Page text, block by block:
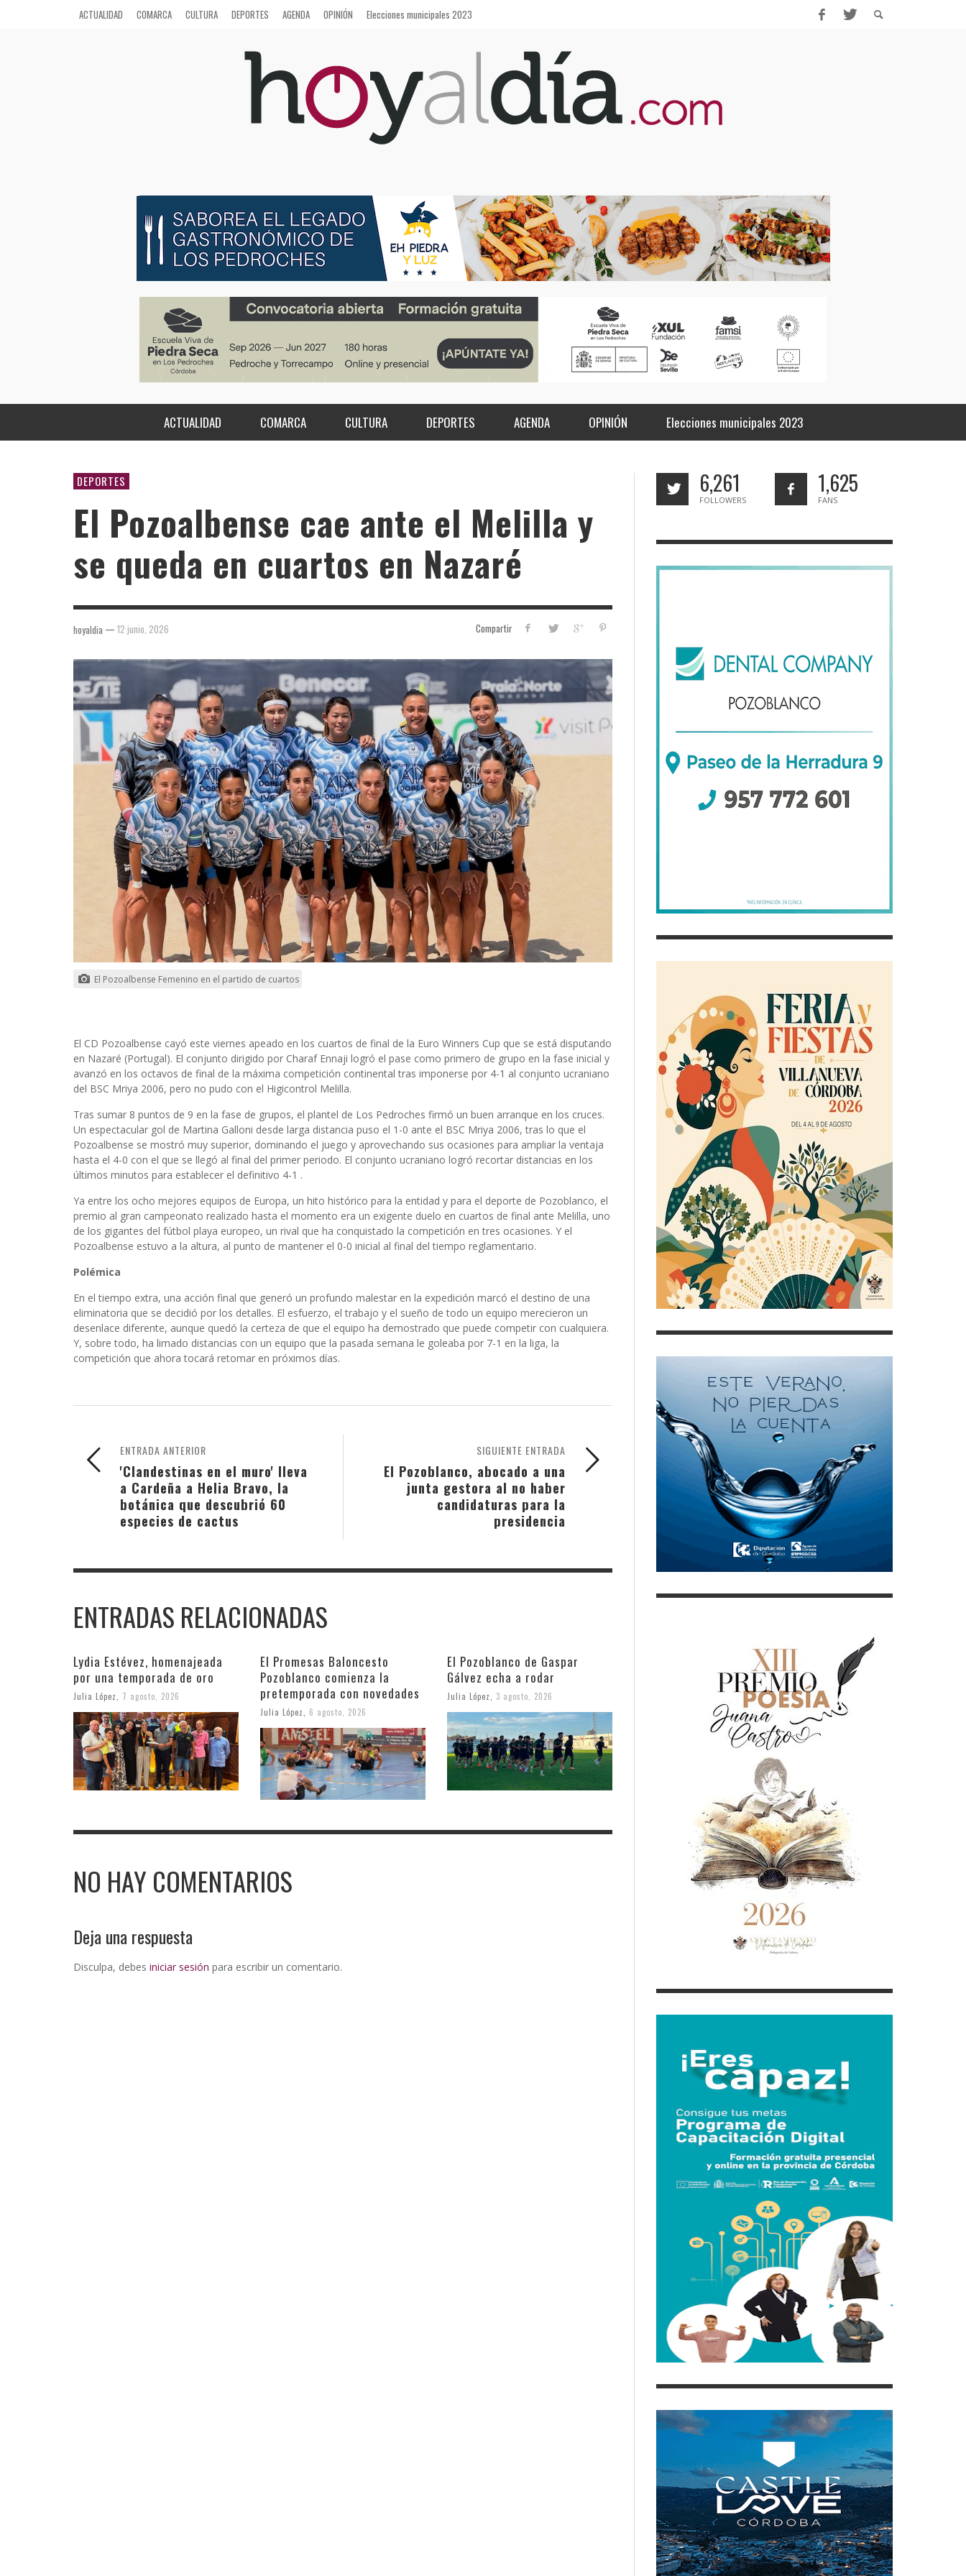
ACTUALIDAD COMARCA CULTURA DEPORTES AGENDA OPINIÓN Elecciones municipales 2023
ACTUALIDAD COMARCA CULTURA DEPORTES AGENDA OPINIÓN Elecciones municipales 2023
DEPORTES
El Pozoalbense cae ante el Melilla y
se queda en cuartos en Nazaré
Compartir
hoyaldia — 12 junio, 2026
El Pozoalbense Femenino en el partido de cuartos
El CD Pozoalbense cayó este viernes apeado en los cuartos de final de la Euro Winners Cup que se está disputando
en Nazaré (Portugal). El conjunto dirigido por Charaf Ennaji logró el pase como primero de grupo en la fase inicial y
avanzó en los octavos de final de la máxima competición continental tras imponerse por 4-1 al conjunto ucraniano
del BSC Mriya 2006, pero no pudo con el Higicontrol Melilla.
Tras sumar 8 puntos de 9 en la fase de grupos, el plantel de Los Pedroches firmó un buen arranque en los cruces.
Un espectacular gol de Martina Galloni desde larga distancia puso el 1-0 ante el BSC Mriya 2006, tras lo que el
Pozoalbense se mostró muy superior, dominando el juego y aprovechando sus ocasiones para ampliar la ventaja
hasta el 4-0 con el que se llegó al final del primer periodo. El conjunto ucraniano logró recortar distancias en los
últimos minutos para establecer el definitivo 4-1 .
Ya entre los ocho mejores equipos de Europa, un hito histórico para la entidad y para el deporte de Pozoblanco, el
premio al gran campeonato realizado hasta el momento era un exigente duelo en cuartos de final ante Melilla, uno
de los gigantes del fútbol playa europeo, un rival que ha conquistado la competición en tres ocasiones. Y el
Pozoalbense estuvo a la altura, al punto de mantener el 0-0 inicial al final del tiempo reglamentario.
Polémica
En el tiempo extra, una acción final que generó un profundo malestar en la expedición marcó el destino de una
eliminatoria que se decidió por los detalles. El esfuerzo, el trabajo y el sueño de todo un equipo merecieron un
desenlace diferente, aunque quedó la certeza de que el equipo ha demostrado que puede competir con cualquiera.
Y, sobre todo, ha limado distancias con un equipo que la pasada semana le goleaba por 7-1 en la liga, la
competición que ahora tocará retomar en próximos días.
SIGUIENTE ENTRADA
El Pozoblanco, abocado a una
junta gestora al no haber
candidaturas para la
presidencia
ENTRADA ANTERIOR
'Clandestinas en el muro' lleva
a Cardeña a Helia Bravo, la
botánica que descubrió 60
especies de cactus
ENTRADAS RELACIONADAS
Lydia Estévez, homenajeada
por una temporada de oro
Julia López 7 agosto, 2026
El Promesas Baloncesto
Pozoblanco comienza la
pretemporada con novedades
Julia López 6 agosto, 2026
El Pozoblanco de Gaspar
Gálvez echa a rodar
Julia López 3 agosto, 2026
NO HAY COMENTARIOS
Deja una respuesta
Disculpa, debes iniciar sesión para escribir un comentario.
6,261
FOLLOWERS
1,625
FANS